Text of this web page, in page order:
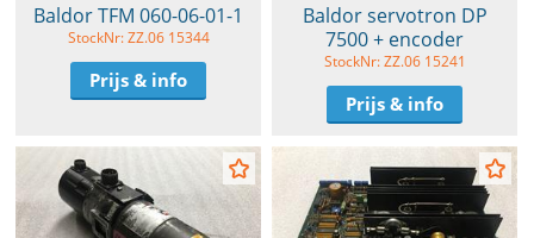
Baldor TFM 060-06-01-1
StockNr: ZZ.06 15344
Prijs & info
Baldor servotron DP
7500 + encoder
StockNr: ZZ.06 15241
Prijs & info